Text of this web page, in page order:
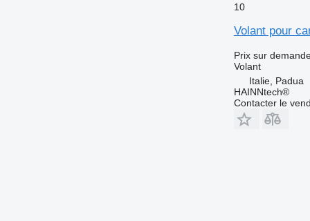
10
Volant pour
Prix sur
Volant
Italie, Padua
HAINNtech®
Contacter le